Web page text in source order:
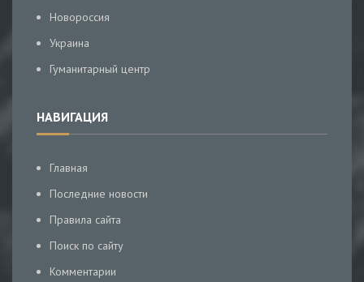
Новороссия
Украина
Гуманитарный центр
НАВИГАЦИЯ
Главная
Последние новости
Правила сайта
Поиск по сайту
Комментарии